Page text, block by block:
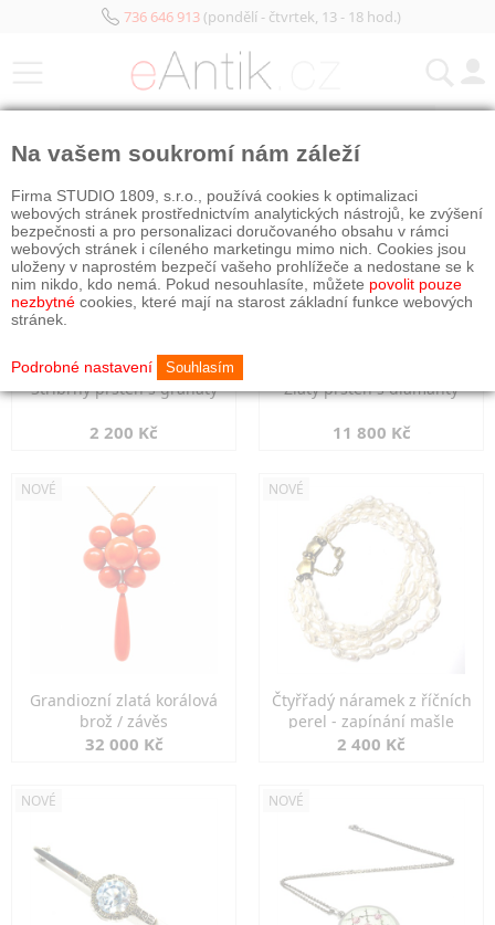
736 646 913(pondělí - čtvrtek, 13 - 18 hod.)
Stříbrný prsten s granáty
2 200 Kč
Zlatý prsten s diamanty
11 800 Kč
NOVÉ
Grandiozní zlatá korálová
brož / závěs
32 000 Kč
NOVÉ
Čtyřřadý náramek z říčních
perel - zapínání mašle
2 400 Kč
NOVÉ NOVÉ
Na vašem soukromí nám záleží
Firma STUDIO 1809, s.r.o., používá cookies k optimalizaci
webových stránek prostřednictvím analytických nástrojů, ke zvýšení
bezpečnosti a pro personalizaci doručovaného obsahu v rámci
webových stránek i cíleného marketingu mimo nich. Cookies jsou
uloženy v naprostém bezpečí vašeho prohlížeče a nedostane se k
nim nikdo, kdo nemá. Pokud nesouhlasíte, můžete povolit pouze
nezbytné cookies, které mají na starost základní funkce webových
stránek.
Podrobné nastavení Souhlasím